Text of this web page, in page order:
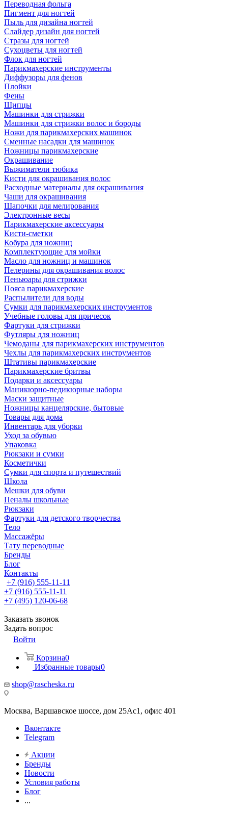
Переводная фольга
Пигмент для ногтей
Пыль для дизайна ногтей
Слайдер дизайн для ногтей
Стразы для ногтей
Сухоцветы для ногтей
Флок для ногтей
Парикмахерские инструменты
Диффузоры для фенов
Плойки
Фены
Щипцы
Машинки для стрижки
Машинки для стрижки волос и бороды
Ножи для парикмахерских машинок
Сменные насадки для машинок
Ножницы парикмахерские
Окрашивание
Выжиматели тюбика
Кисти для окрашивания волос
Расходные материалы для окрашивания
Чаши для окрашивания
Шапочки для мелирования
Электронные весы
Парикмахерские аксессуары
Кисти-сметки
Кобура для ножниц
Комплектующие для мойки
Масло для ножниц и машинок
Пелерины для окрашивания волос
Пеньюары для стрижки
Пояса парикмахерские
Распылители для воды
Сумки для парикмахерских инструментов
Учебные головы для причесок
Фартуки для стрижки
Футляры для ножниц
Чемоданы для парикмахерских инструментов
Чехлы для парикмахерских инструментов
Штативы парикмахерские
Парикмахерские бритвы
Подарки и аксессуары
Маникюрно-педикюрные наборы
Маски защитные
Ножницы канцелярские, бытовые
Товары для дома
Инвентарь для уборки
Уход за обувью
Упаковка
Рюкзаки и сумки
Косметички
Сумки для спорта и путешествий
Школа
Мешки для обуви
Пеналы школьные
Рюкзаки
Фартуки для детского творчества
Тело
Массажёры
Тату переводные
Бренды
Блог
Контакты
+7 (916) 555-11-11
+7 (916) 555-11-11
+7 (495) 120-06-68
Заказать звонок
Задать вопрос
Войти
Корзина0
Избранные товары0
shop@rascheska.ru
Москва, Варшавское шоссе, дом 25Аc1, офис 401
Вконтакте
Telegram
Акции
Бренды
Новости
Условия работы
Блог
...